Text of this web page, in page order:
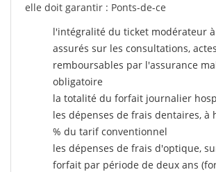
elle doit garantir : Ponts-de-ce
l'intégralité du ticket modérateur
assurés sur les consultations,
remboursables par l'assurance
obligatoire
la totalité du forfait journalier
les dépenses de frais dentaires, à
% du tarif conventionnel
les dépenses de frais d'optique,
forfait par période de deux ans